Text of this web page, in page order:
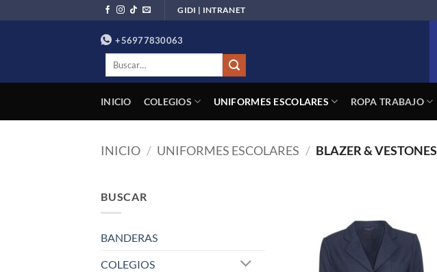
al
GIDI | INTRANET
+56977830063
Buscar
INICIO COLEGIOS UNIFORMES ESCOLARES ROPA TRABAJO
INICIO / UNIFORMES ESCOLARES / BLAZER & VESTONES
BUSCAR
BANDERAS
COLEGIOS